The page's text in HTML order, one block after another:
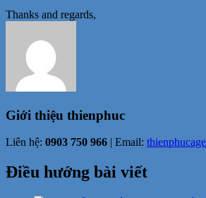
Thanks and regards,
Giới thiệu thienphuc
Liên hệ: 0903 750 966 | Email:
Điều hướng bài viết